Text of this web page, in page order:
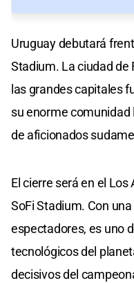
Uruguay debutará
Stadium. La ciudad de
las grandes capitales
su enorme comunidad
de aficionados
El cierre será en el
SoFi Stadium. Con
espectadores, es uno
tecnológicos del
decisivos del